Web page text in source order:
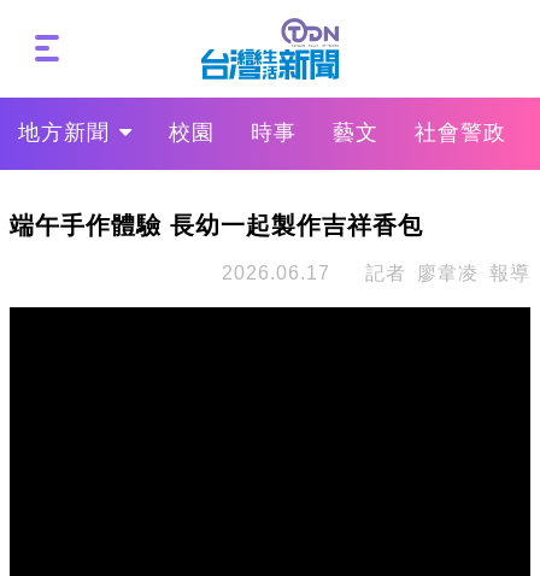
地方新聞 校園 時事 藝文 社會警政
端午手作體驗 長幼一起製作吉祥香包
2026.06.17 記者 廖韋凌 報導